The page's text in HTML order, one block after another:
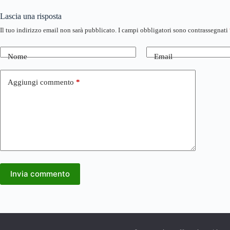
Lascia una risposta
Il tuo indirizzo email non sarà pubblicato. I campi obbligatori sono contrassegnati
Nome Email
Aggiungi commento *
Invia commento